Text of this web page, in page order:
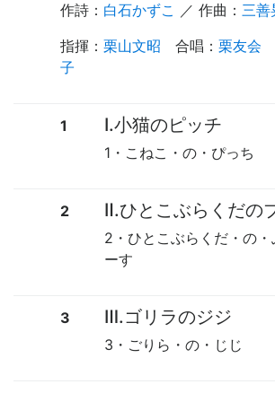
作詩 ： 白石かずこ ／ 作曲： 三善
指揮 ： 栗山文昭 合唱 ： 栗友会
子
1 Ⅰ.小猫のピッチ
1・こねこ・の・ぴっち
2 Ⅱ.ひとこぶらくだの
2・ひとこぶらくだ・の・
ーす
3 Ⅲ.ゴリラのジジ
3・ごりら・の・じじ